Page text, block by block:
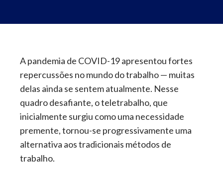
A pandemia de COVID-19 apresentou fortes
repercussões no mundo do trabalho — muitas
delas ainda se sentem atualmente. Nesse
quadro desafiante, o teletrabalho, que
inicialmente surgiu como uma necessidade
premente, tornou-se progressivamente uma
alternativa aos tradicionais métodos de
trabalho.